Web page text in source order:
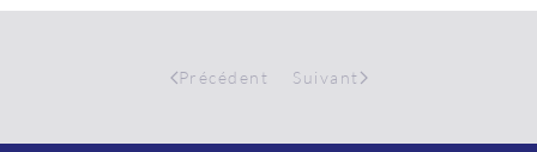
Précédent Suivant